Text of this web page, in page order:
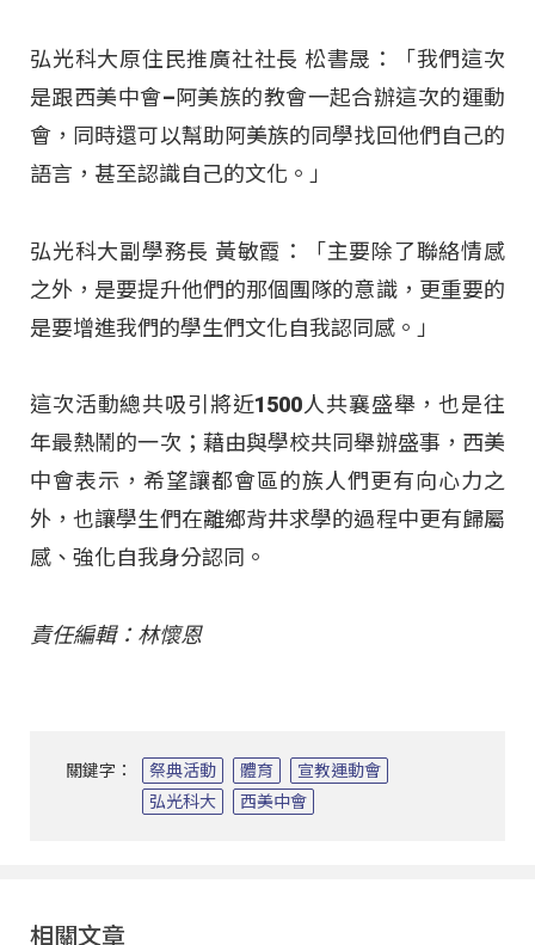
弘光科大原住民推廣社社長 松書晟：「我們這次
是跟西美中會–阿美族的教會一起合辦這次的運動
會，同時還可以幫助阿美族的同學找回他們自己的
語言，甚至認識自己的文化。」
弘光科大副學務長 黃敏霞：「主要除了聯絡情感
之外，是要提升他們的那個團隊的意識，更重要的
是要增進我們的學生們文化自我認同感。」
這次活動總共吸引將近1500人共襄盛舉，也是往
年最熱鬧的一次；藉由與學校共同舉辦盛事，西美
中會表示，希望讓都會區的族人們更有向心力之
外，也讓學生們在離鄉背井求學的過程中更有歸屬
感、強化自我身分認同。
責任編輯：林懷恩
關鍵字： 祭典活動 體育
宣教運動會
弘光科大
西美中會
相關文章